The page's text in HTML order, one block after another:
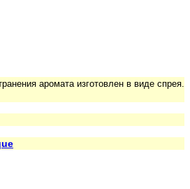
аромата изготовлен в виде спрея.